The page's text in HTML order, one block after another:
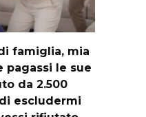
famiglia, mia
pagassi le sue
da 2.500
escludermi